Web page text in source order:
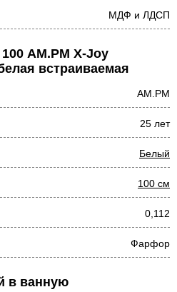
МДФ и ЛДСП
AM.PM X-Joy
встраиваемая
AM.PM
25 лет
Белый
100 см
0,112
Фарфор
в ванную